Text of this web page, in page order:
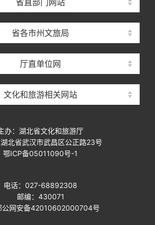
省直部门网站
省各市州文旅局
厅直单位网
文化和旅游相关网站
办：湖北省文化和旅游厅
北省武汉市武昌区公正路23号
鄂ICP备05011090号-1
电话：027-68892308
邮编：430071
公网安备42010602000704号